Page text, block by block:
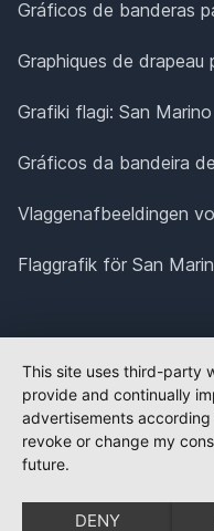
Gráficos de banderas
Graphiques de drapeau
Grafiki flagi: San Marino
Gráficos da bandeira
Vlaggenafbeeldingen
Flaggrafik för San
This site uses third-party
provide and continually
advertisements
revoke or change my
future.
DENY